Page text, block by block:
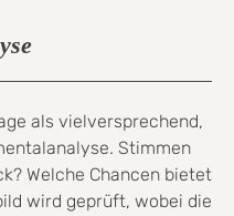
als vielversprechend,
Stimmen
Welche Chancen bietet
wird geprüft, wobei die